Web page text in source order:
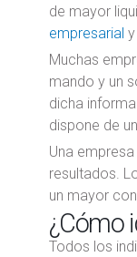
de mayor
empresarial
Muchas
mando y un
dicha
dispone de
Una
resultados.
un mayor
¿Cómo
Todos los